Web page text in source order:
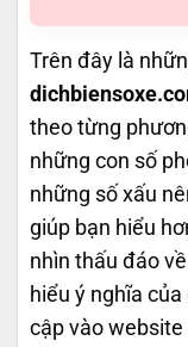
Trên đây là
theo từng
những con số
những số xấu
giúp bạn hiểu
nhìn thấu đáo
hiểu ý nghĩa
cập vào